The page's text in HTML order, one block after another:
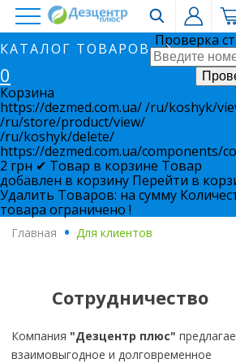
КАТАЛОГ ТОВАРОВ Проверка
0
Корзина
https://dezmed.com.ua//ru/koshyk/
/ru/store/product/view/
/ru/koshyk/delete/
https://dezmed.com.ua/components/
2 грн ✔ Товар в корзине Товар
добавлен в корзину Перейти в
Удалить Товаров: на сумму
товара ограничено !
Главная . Для клиентов
Сотрудничество
Компания "Дезцентр плюс"
взаимовыгодное и долговременное